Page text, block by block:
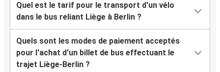
Quel est le tarif pour le transport d'un vélo
dans le bus reliant Liège à Berlin ?
Quels sont les modes de paiement acceptés
pour l'achat d'un billet de bus effectuant le
trajet Liège-Berlin ?